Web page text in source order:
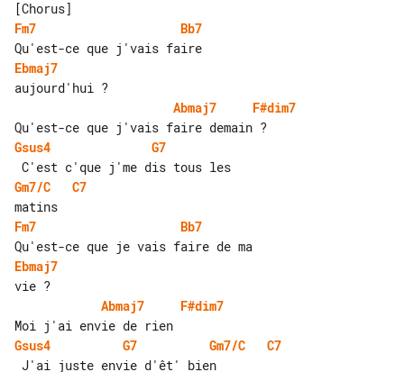
Fm7
Bb7
Ebmaj7
Abmaj7
F#dim7
Gsus4
G7
Gm7/C
C7
Fm7
Bb7
Ebmaj7
Abmaj7
F#dim7
Gsus4
G7 Gm7/C
C7